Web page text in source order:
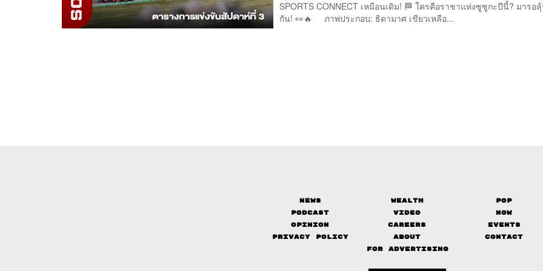
SPORTS CONNECT เหมือนเดิม! 🏁 ใครคือราชาแห่งซูซูกะปีนี้? มารอ
กัน!👀🔥 ภาพประกอบ: ธิดามาศ เขียวเหลือ...
News Wealth
Pop
Podcast
Video
Now
Opinion
Careers
Events
Privacy Policy
About
Contact
FOR ADVERTISING